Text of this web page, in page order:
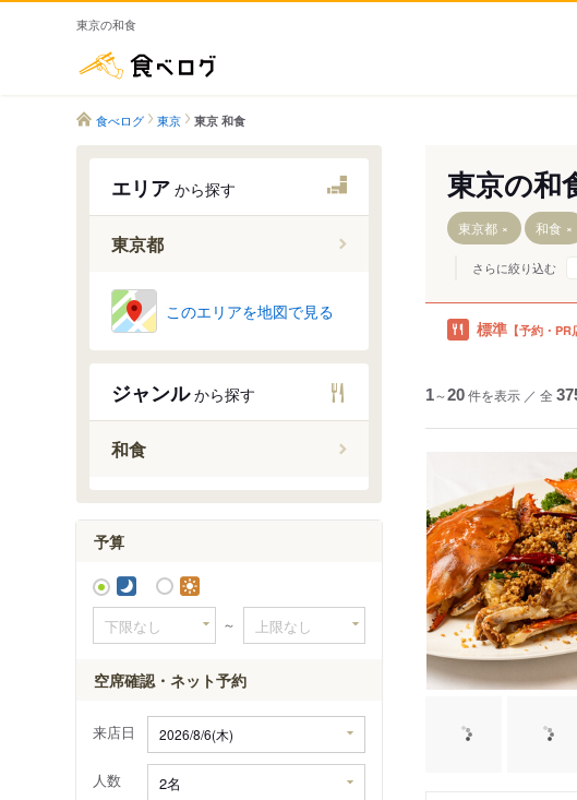
東京の和食
食べログ 東京 東京 和食
エリア から探す
東京都
銀座・新橋・有楽町
東京・日本橋
新宿・代々木・大久保
池袋～高田馬場・早稲
六本木・麻布・広尾
赤坂・永田町・溜池
このエリアを地図で見る
ジャンルから探す
和食
予算
～
空席確認・ネット予約
来店日
人数
東京の和
東京都 和食
さらに絞り込む
標準 【予約・PR
1～20件を表示 ／ 全